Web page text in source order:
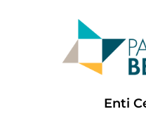
Enti